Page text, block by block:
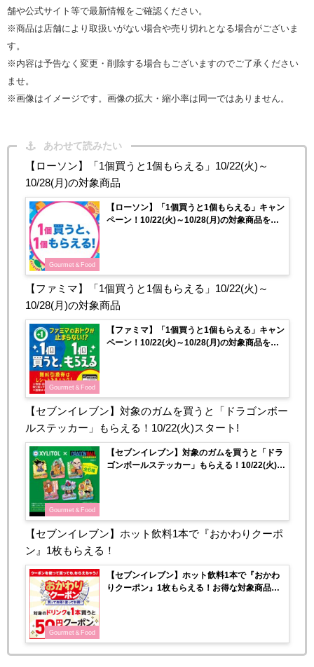
舗や公式サイト等で最新情報をご確認ください。
※商品は店舗により取扱いがない場合や売り切れとなる場合がございま
す。
※内容は予告なく変更・削除する場合もございますのでご了承ください
ませ。
※画像はイメージです。画像の拡大・縮小率は同一ではありません。
あわせて読みたい
【ローソン】「1個買うと1個もらえる」10/22(火)～
10/28(月)の対象商品
Gourmet＆Food
【ローソン】「1個買うと1個もらえる」キャン
ペーン！10/22(火)～10/28(月)の対象商品をチ
【ファミマ】「1個買うと1個もらえる」10/22(火)～
10/28(月)の対象商品
Gourmet＆Food
【ファミマ】「1個買うと1個もらえる」キャン
ペーン！10/22(火)～10/28(月)の対象商品をチ
【セブンイレブン】対象のガムを買うと「ドラゴンボー
ルステッカー」もらえる！10/22(火)スタート!
Gourmet＆Food
【セブンイレブン】対象のガムを買うと「ドラ
ゴンボールステッカー」もらえる！10/22(火)ス
【セブンイレブン】ホット飲料1本で『おかわりクーポ
ン』1枚もらえる！
Gourmet＆Food
【セブンイレブン】ホット飲料1本で『おかわ
りクーポン』1枚もらえる！お得な対象商品を